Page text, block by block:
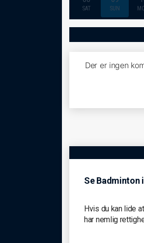
SAT SUN
Der er ingen
Se Badminton
Hvis du kan lide
har nemlig